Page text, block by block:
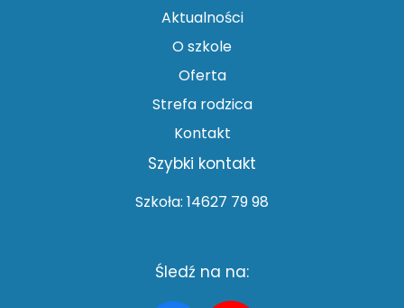
Aktualności
O szkole
Oferta
Strefa rodzica
Kontakt
Szybki kontakt
Szkoła: 14627 79 98
Śledź na na: